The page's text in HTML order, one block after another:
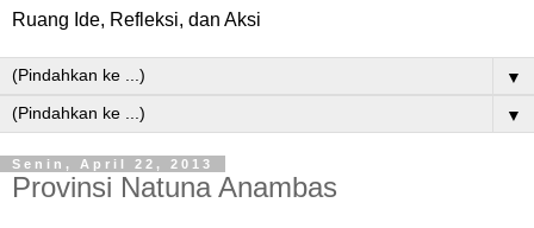
Ruang Ide, Refleksi, dan Aksi
▼
▼
Senin, April 22, 2013
Provinsi Natuna Anambas